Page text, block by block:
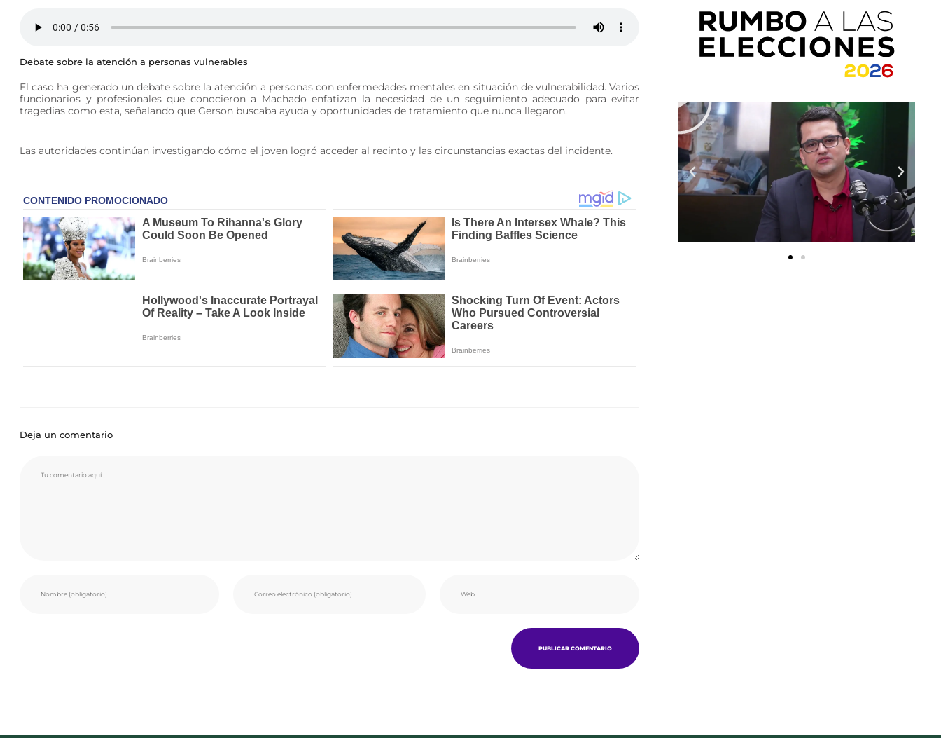
Debate sobre la atención a personas vulnerables
El caso ha generado un debate sobre la atención a personas con enfermedades mentales en situación de vulnerabilidad. Varios
funcionarios y profesionales que conocieron a Machado enfatizan la necesidad de un seguimiento adecuado para evitar
tragedias como esta, señalando que Gerson buscaba ayuda y oportunidades de tratamiento que nunca llegaron.
Las autoridades continúan investigando cómo el joven logró acceder al recinto y las circunstancias exactas del incidente.
Deja un comentario